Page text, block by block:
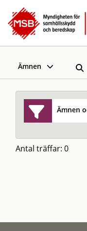
Ämnen
Ämnen
Antal träffar: 0